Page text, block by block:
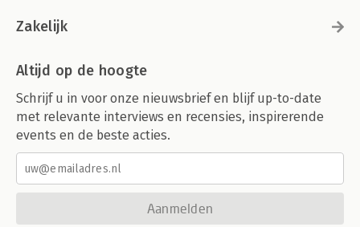
Zakelijk
Altijd op de hoogte
Schrijf u in voor onze nieuwsbrief en blijf up-to-date
met relevante interviews en recensies, inspirerende
events en de beste acties.
Aanmelden